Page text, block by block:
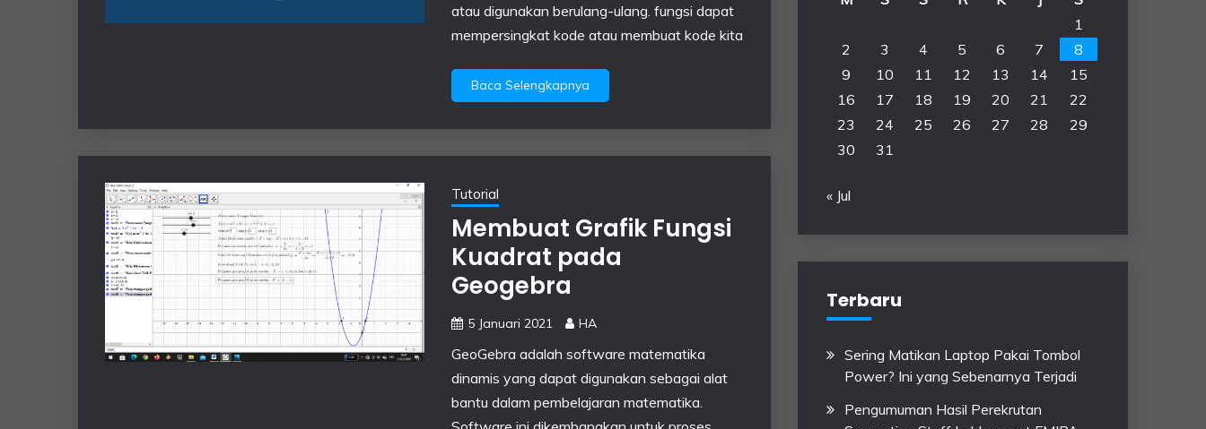
atau digunakan berulang-ulang. fungsi dapat
mempersingkat kode atau membuat kode kita
Baca Selengkapnya
Tutorial
Membuat Grafik Fungsi
Kuadrat pada
Geogebra
5 Januari 2021 HA
GeoGebra adalah software matematika
dinamis yang dapat digunakan sebagai alat
bantu dalam pembelajaran matematika.
1
2
3 4 5 6 7
8
9
10 11 12 13 14
15
16
17 18 19 20 21
22
23
24 25 26 27 28
29
30
31
« Jul
Terbaru
Sering Matikan Laptop Pakai Tombol
Power? Ini yang Sebenarnya Terjadi
Pengumuman Hasil Perekrutan